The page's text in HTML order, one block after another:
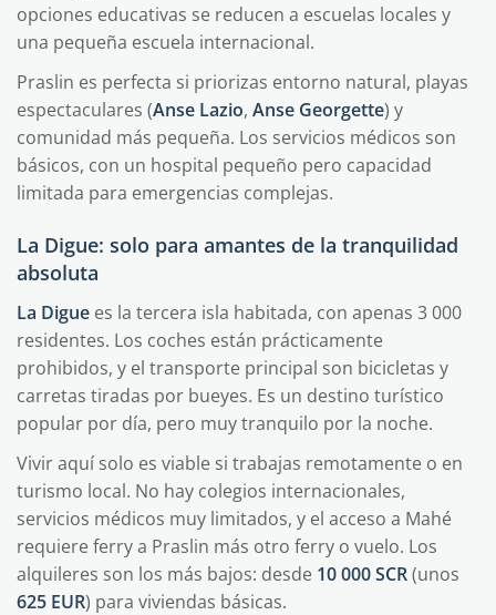
opciones educativas se reducen a escuelas locales y
una pequeña escuela internacional.
Praslin es perfecta si priorizas entorno natural, playas
espectaculares (Anse Lazio, Anse Georgette) y
comunidad más pequeña. Los servicios médicos son
básicos, con un hospital pequeño pero capacidad
limitada para emergencias complejas.
La Digue: solo para amantes de la tranquilidad
absoluta
La Digue es la tercera isla habitada, con apenas 3 000
residentes. Los coches están prácticamente
prohibidos, y el transporte principal son bicicletas y
carretas tiradas por bueyes. Es un destino turístico
popular por día, pero muy tranquilo por la noche.
Vivir aquí solo es viable si trabajas remotamente o en
turismo local. No hay colegios internacionales,
servicios médicos muy limitados, y el acceso a Mahé
requiere ferry a Praslin más otro ferry o vuelo. Los
alquileres son los más bajos: desde 10 000 SCR(unos
625 EUR) para viviendas básicas.